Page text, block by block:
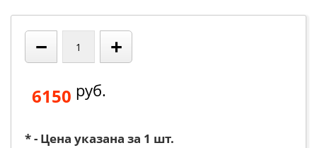
− +
6150 руб.
* - Цена указана за 1 шт.